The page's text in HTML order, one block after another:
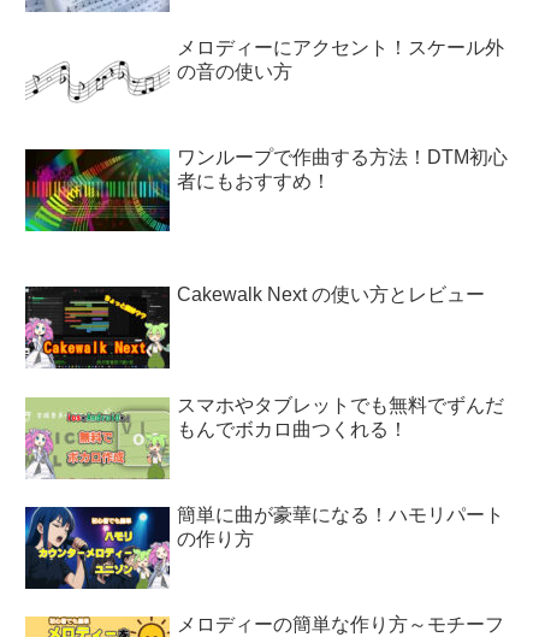
メロディーにアクセント！スケール外
の音の使い方
ワンループで作曲する方法！DTM初心
者にもおすすめ！
Cakewalk Next の使い方とレビュー
スマホやタブレットでも無料でずんだ
もんでボカロ曲つくれる！
簡単に曲が豪華になる！ハモリパート
の作り方
メロディーの簡単な作り方～モチーフ